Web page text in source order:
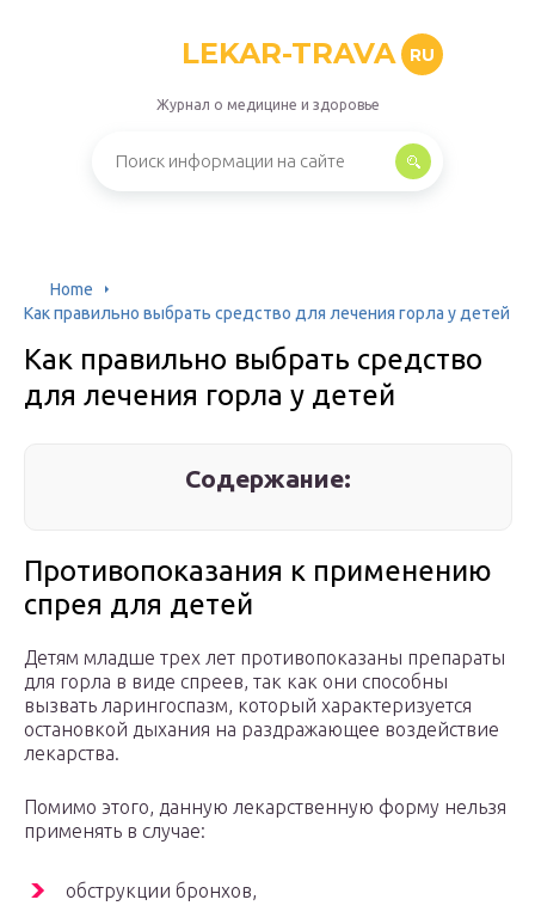
LEKAR-TRAVA RU
Журнал о медицине и здоровье
Home
Как правильно выбрать средство для лечения горла у детей
Как правильно выбрать средство
для лечения горла у детей
Содержание:
Противопоказания к применению
спрея для детей
Детям младше трех лет противопоказаны препараты
для горла в виде спреев, так как они способны
вызвать ларингоспазм, который характеризуется
остановкой дыхания на раздражающее воздействие
лекарства.
Помимо этого, данную лекарственную форму нельзя
применять в случае:
обструкции бронхов,